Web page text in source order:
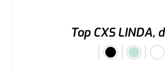
Top CXS LINDA,